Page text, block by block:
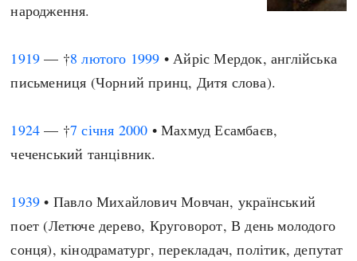
народження.
1919 — †8 лютого 1999 • Айріс Мердок, англійська
письмениця (Чорний принц, Дитя слова).
1924 — †7 січня 2000 • Махмуд Есамбаєв,
чеченський танцівник.
1939 • Павло Михайлович Мовчан, український
поет (Летюче дерево, Круговорот, В день молодого
сонця), кінодраматург, перекладач, політик, депутат